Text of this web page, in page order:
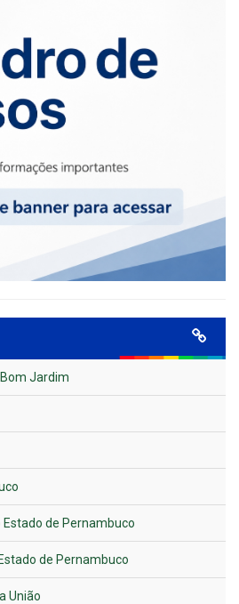
Jardim
de Pernambuco
de Pernambuco
União